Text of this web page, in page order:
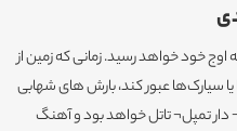
خود خواهد رسید. زمانی که زمین از
یا سیارک‌ها عبور کند، بارش های شهابی
دار تمپل¬ تاتل خواهد بود و آهنگ